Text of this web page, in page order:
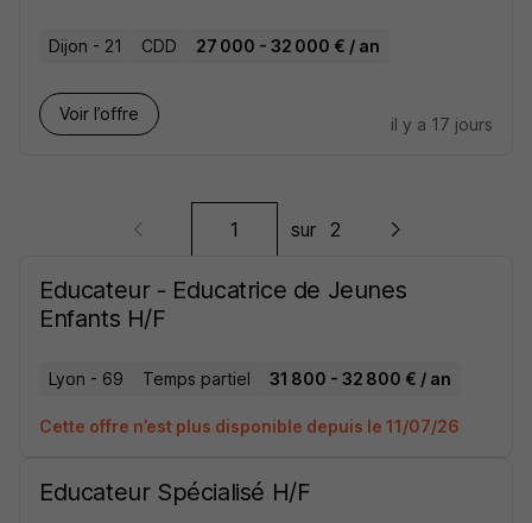
Dijon - 21 CDD 27 000 - 32 000 € / an
Voir l’offre
il y a 17 jours
sur 2
Educateur - Educatrice de Jeunes
Enfants H/F
Lyon - 69 Temps partiel 31 800 - 32 800 € / an
Cette offre n’est plus disponible depuis le 11/07/26
Educateur Spécialisé H/F